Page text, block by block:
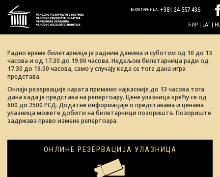
БИЛЕТАРНИЦА: +381 24 557 436
ЋИР | LAT |
Радно време билетарнице је радним данима и суботом од 10 до 13
часова и од 17.30 до 19.00 часова. Недељом билетарница ради од
17.30 до 19.00 часова, само у случају када се тога дана игра
представа.
Oнлајн резервације карата примамо најкасније до 13 часова тога
дана када је представа на репертоару. Цене улазница крећу се од
600 до 2500 РСД. Додатне информације о представама и ценама
улазница можете добити на билетарници позоришта. Позориште
задржава право измене репертоара.
ОНЛИНЕ РЕЗЕРВАЦИЈА УЛАЗНИЦА